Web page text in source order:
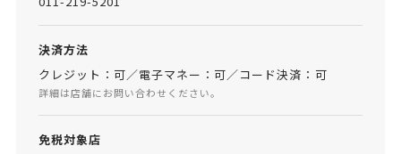
決済方法
クレジット：可／電子マネー：可／コード決済：可
詳細は店舗にお問い合わせください。
免税対象店